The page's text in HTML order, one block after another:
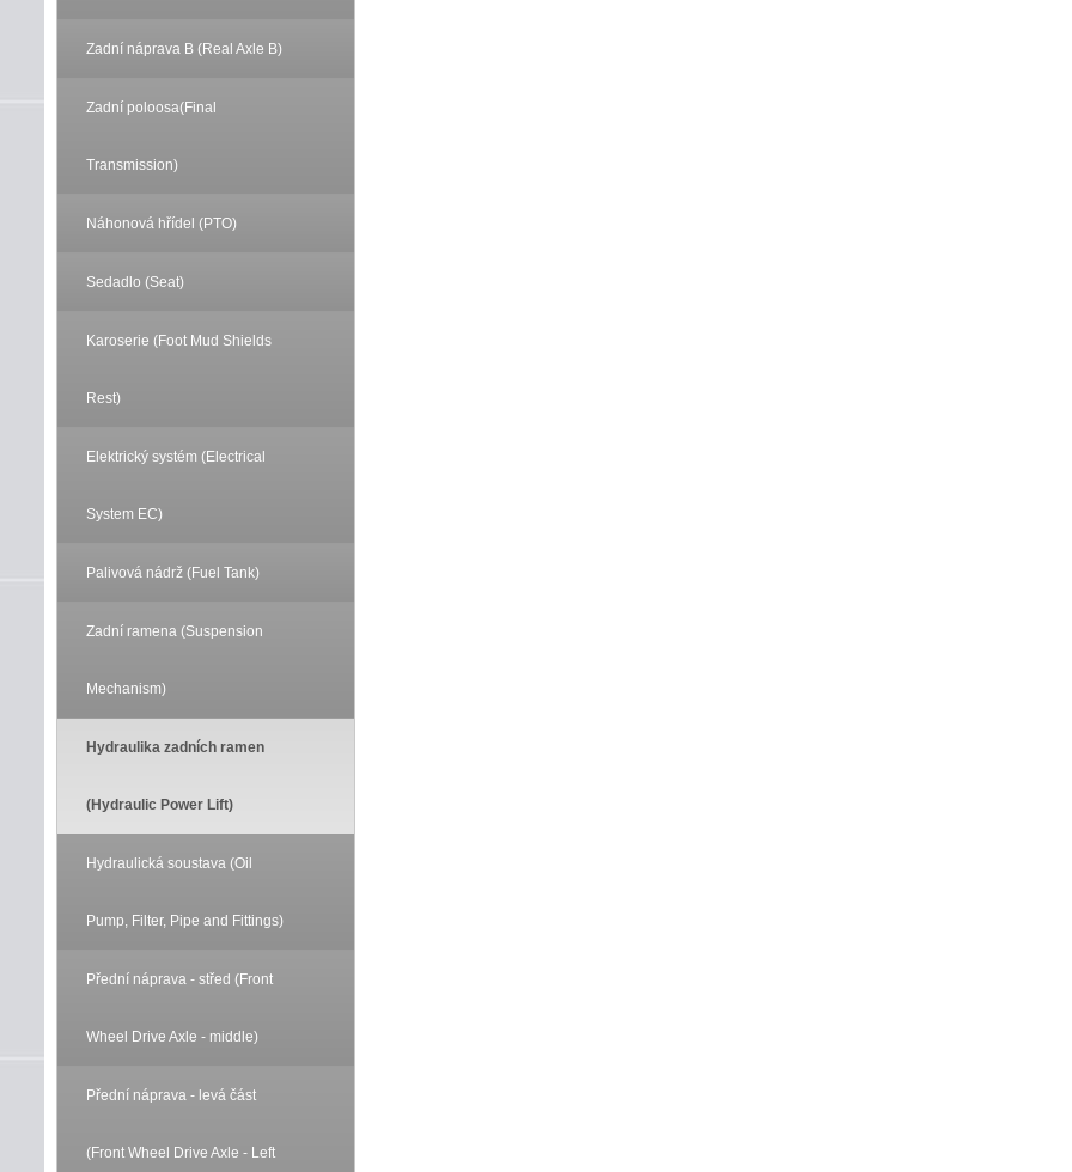
Zadní náprava B (Real Axle B)
Zadní poloosa(Final
Transmission)
Náhonová hřídel (PTO)
Sedadlo (Seat)
Karoserie (Foot Mud Shields
Rest)
Elektrický systém (Electrical
System EC)
Palivová nádrž (Fuel Tank)
Zadní ramena (Suspension
Mechanism)
Hydraulika zadních ramen
(Hydraulic Power Lift)
Hydraulická soustava (Oil
Pump, Filter, Pipe and Fittings)
Přední náprava - střed (Front
Wheel Drive Axle - middle)
Přední náprava - levá část
(Front Wheel Drive Axle - Left